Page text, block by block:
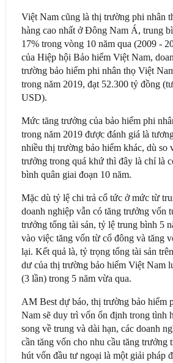
Việt Nam cũng là thị trường phi nhân
hàng cao nhất ở Đông Nam Á, trung
17% trong vòng 10 năm qua (2009 -
của Hiệp hội Bảo hiểm Việt Nam,
trường bảo hiểm phi nhân thọ Việt
trong năm 2019, đạt 52.300 tỷ đồng
USD).
Mức tăng trưởng của bảo hiểm phi
trong năm 2019 được đánh giá là
nhiều thị trường bảo hiểm khác, dù so
trưởng trong quá khứ thì đây là chỉ là
bình quân giai đoạn 10 năm.
Mặc dù tỷ lệ chi trả cổ tức ở mức từ
doanh nghiệp vẫn có tăng trưởng vốn
trưởng tổng tài sản, tỷ lệ trung bình 5
vào việc tăng vốn từ cổ đông và tăng
lại. Kết quả là, tỷ trọng tổng tài sản
dư của thị trường bảo hiểm Việt Nam
(3 lần) trong 5 năm vừa qua.
AM Best dự báo, thị trường bảo hiểm
Nam sẽ duy trì vốn ổn định trong tình
song về trung và dài hạn, các doanh
cần tăng vốn cho nhu cầu tăng trưởng
hút vốn đầu tư ngoại là một giải pháp